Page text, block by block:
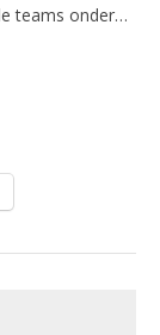
teams onder…